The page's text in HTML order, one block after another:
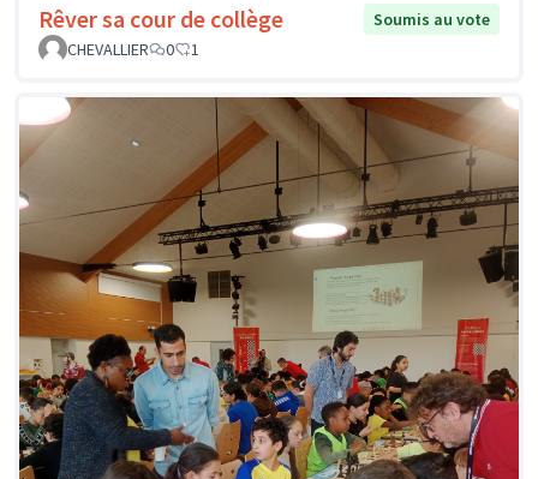
Rêver sa cour de collège
Soumis au vote
CHEVALLIER
0 1